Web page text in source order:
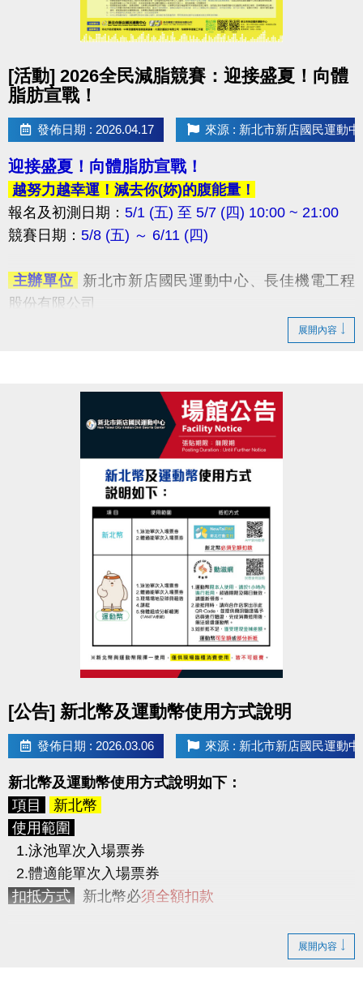
[活動] 2026全民減脂競賽：迎接盛夏！向體
脂肪宣戰！
發佈日期 : 2026.04.17 來源 : 新北市新店國民運動中
迎接盛夏！向體脂肪宣戰！
越努力越幸運！減去你(妳)的腹能量！
報名及初測日期： 5/1 (五) 至 5/7 (四) 10:00 ~ 21:00
競賽日期： 5/8 (五) ～ 6/11 (四) ​
​ 主辦單位 新北市新店國民運動中心、長佳機電工程
股份有限公司
新北市政府體育局、中華民國體育健康推
廣協會、火星計畫股份有限公司、快樂夥伴運動工作
新北市新店國民運動中心3F體適能中心
須年滿18歲以上，無心血管疾病或危險性慢性疾病
(參賽者務必審慎評估，如因身體疾病不適本活動者請
於活動報名期間，
攜帶1吋大頭照至 中心3F櫃台
體適能中心月卡1,500元 (總價值2,250元起)
即可免費報名參加減脂競賽，
參賽選手須本人報名填寫活動報名表及參賽切結書
1. 體適能中心月卡1張(原價1,500元/人)
> 使用期限為5/8(五) ~ 6/11(四)，共35天，於使用
期間內可不限次數不限時間進出3F體適能中心。
2. 身體組成分析檢測2次(原價200元/次，2次共400元。)
> 初測及尾測2次，並提供測量報告。
3. LP SUPPORT 肌力訓練帶1條
競賽檢測
請參賽者於下列時間內至3F櫃台報到測量
展開內容
[公告] 新北幣及運動幣使用方式說明
發佈日期 : 2026.03.06 來源 : 新北市新店國民運動中
新北幣及運動幣使用方式說明如下：
項目
新北幣
使用範圍
1.泳池單次入場票券
2.體適能單次入場票券
扣抵方式 新北幣必須全額扣款
展開內容